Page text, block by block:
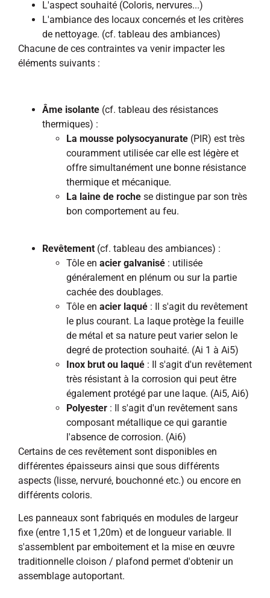
L'aspect souhaité (Coloris, nervures...)
L'ambiance des locaux concernés et les critères
de nettoyage. (cf. tableau des ambiances)
Chacune de ces contraintes va venir impacter les
éléments suivants :
Âme isolante (cf. tableau des résistances
thermiques) :
La mousse polysocyanurate (PIR) est très
couramment utilisée car elle est légère et
offre simultanément une bonne résistance
thermique et mécanique.
La laine de roche se distingue par son très
bon comportement au feu.
Revêtement (cf. tableau des ambiances) :
Tôle en acier galvanisé : utilisée
généralement en plénum ou sur la partie
cachée des doublages.
Tôle en acier laqué : Il s'agit du revêtement
le plus courant. La laque protège la feuille
de métal et sa nature peut varier selon le
degré de protection souhaité. (Ai 1 à Ai5)
Inox brut ou laqué : Il s'agit d'un revêtement
très résistant à la corrosion qui peut être
également protégé par une laque. (Ai5, Ai6)
Polyester : Il s'agit d'un revêtement sans
composant métallique ce qui garantie
l'absence de corrosion. (Ai6)
Certains de ces revêtement sont disponibles en
différentes épaisseurs ainsi que sous différents
aspects (lisse, nervuré, bouchonné etc.) ou encore en
différents coloris.
Les panneaux sont fabriqués en modules de largeur
fixe (entre 1,15 et 1,20m) et de longueur variable. Il
s'assemblent par emboitement et la mise en œuvre
traditionnelle cloison / plafond permet d'obtenir un
assemblage autoportant.